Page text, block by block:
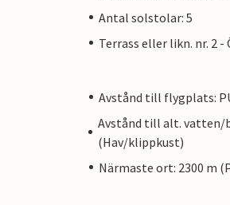
Antal solstolar: 5
Terrass eller likn. nr. 2
Avstånd till flygplats:
Avstånd till alt. vatten/
(Hav/klippkust)
Närmaste ort: 2300 m